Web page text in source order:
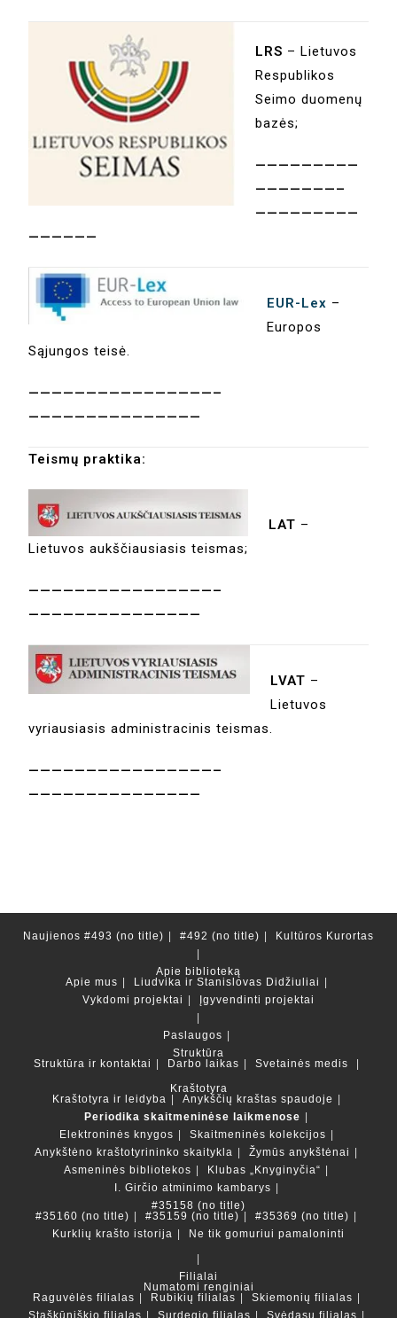
LRS – Lietuvos
Respublikos
Seimo duomenų
bazės;
—————————
———————–
—————————
——————
EUR-Lex –
Europos
Sąjungos teisė.
————————————————–
———————————————
Teismų praktika:
LAT –
Lietuvos aukščiausiasis teismas;
————————————————–
———————————————
LVAT –
Lietuvos
vyriausiasis administracinis teismas.
————————————————–
———————————————
Naujienos #493 (no title) #492 (no title) Kultūros Kurortas
Apie biblioteką
Apie mus
Liudvika ir Stanislovas Didžiuliai
Vykdomi projektai
Įgyvendinti projektai
Paslaugos
Struktūra
Struktūra ir kontaktai
Darbo laikas
Svetainės medis
Kraštotyra
Kraštotyra ir leidyba
Anykščių kraštas spaudoje
Periodika skaitmeninėse laikmenose
Elektroninės knygos
Skaitmeninės kolekcijos
Anykštėno kraštotyrininko skaitykla
Žymūs anykštėnai
Asmeninės bibliotekos
Klubas „Knyginyčia“
I. Girčio atminimo kambarys
#35158 (no title)
#35160 (no title)
#35159 (no title)
#35369 (no title)
Kurklių krašto istorija
Ne tik gomuriui pamaloninti
Filialai
Numatomi renginiai
Raguvėlės filialas
Rubikių filialas
Skiemonių filialas
Staškūniškio filialas
Surdegio filialas Svėdasų filialas